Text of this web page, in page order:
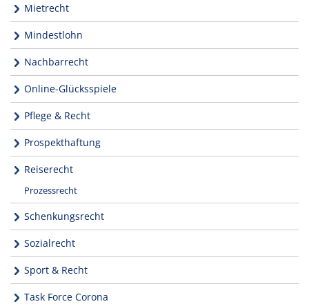
Mietrecht
Mindestlohn
Nachbarrecht
Online-Glücksspiele
Pflege & Recht
Prospekthaftung
Reiserecht
Prozessrecht
Schenkungsrecht
Sozialrecht
Sport & Recht
Task Force Corona